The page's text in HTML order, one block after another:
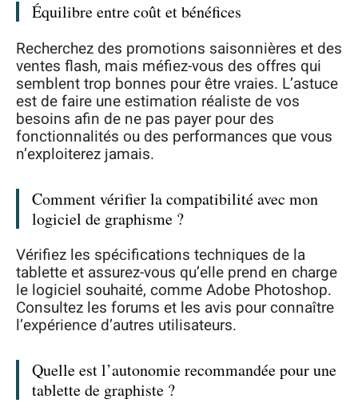
Équilibre entre coût et bénéfices
Recherchez des promotions saisonnières et des
ventes flash, mais méfiez-vous des offres qui
semblent trop bonnes pour être vraies. L’astuce
est de faire une estimation réaliste de vos
besoins afin de ne pas payer pour des
fonctionnalités ou des performances que vous
n’exploiterez jamais.
Comment vérifier la compatibilité avec mon
logiciel de graphisme ?
Vérifiez les spécifications techniques de la
tablette et assurez-vous qu’elle prend en charge
le logiciel souhaité, comme Adobe Photoshop.
Consultez les forums et les avis pour connaître
l’expérience d’autres utilisateurs.
Quelle est l’autonomie recommandée pour une
tablette de graphiste ?